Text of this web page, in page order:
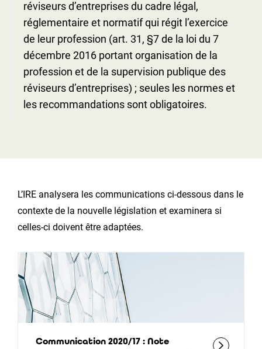
réviseurs d’entreprises du cadre légal,
réglementaire et normatif qui régit l’exercice
de leur profession (art. 31, §7 de la loi du 7
décembre 2016 portant organisation de la
profession et de la supervision publique des
réviseurs d’entreprises) ; seules les normes et
les recommandations sont obligatoires.
L’IRE analysera les communications ci-dessous dans le
contexte de la nouvelle législation et examinera si
celles-ci doivent être adaptées.
Communication 2020/17 : Note